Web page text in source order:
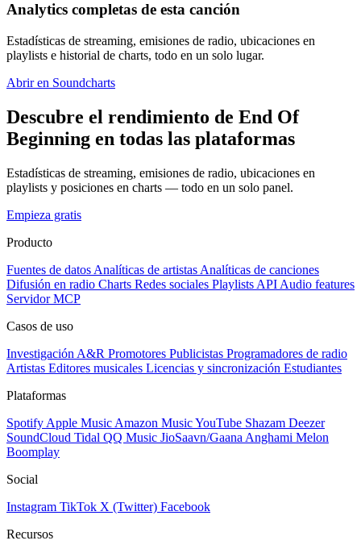
Analytics completas de esta canción
Estadísticas de streaming, emisiones de radio, ubicaciones en
playlists e historial de charts, todo en un solo lugar.
Abrir en Soundcharts
Descubre el rendimiento de End Of
Beginning en todas las plataformas
Estadísticas de streaming, emisiones de radio, ubicaciones en
playlists y posiciones en charts — todo en un solo panel.
Empieza gratis
Producto
Fuentes de datos Analíticas de artistas Analíticas de canciones
Difusión en radio Charts Redes sociales Playlists API Audio features
Servidor MCP
Casos de uso
Investigación A&R Promotores Publicistas Programadores de radio
Artistas Editores musicales Licencias y sincronización Estudiantes
Plataformas
Spotify Apple Music Amazon MusicYouTube Shazam Deezer
SoundCloud Tidal QQ Music JioSaavn/Gaana Anghami Melon
Boomplay
Social
Instagram TikTok X (Twitter) Facebook
Recursos